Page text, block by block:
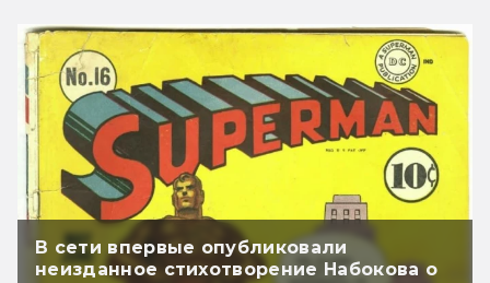
В сети впервые опубликовали
неизданное стихотворение Набокова о